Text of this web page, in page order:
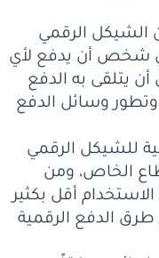
الشيكل الرقمي
شخص أن يدفع لأي
به الدفع
وسائل الدفع
للشيكل الرقمي
الخاص، ومن
أقل بكثير
طرق الدفع الرقمية